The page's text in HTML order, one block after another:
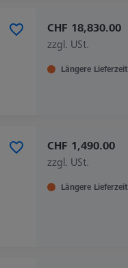
CHF 18,830.00
zzgl. USt.
Längere Lieferzeit
CHF 1,490.00
zzgl. USt.
Längere Lieferzeit